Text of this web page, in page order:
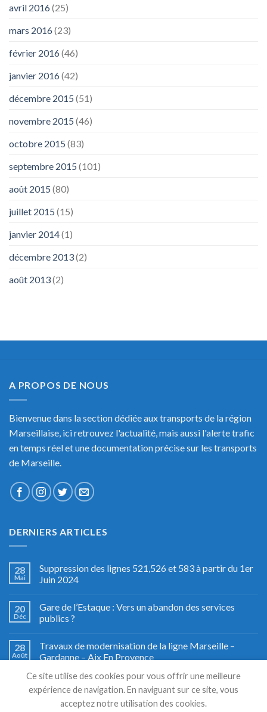
avril 2016(25)
mars 2016(23)
février 2016(46)
janvier 2016(42)
décembre 2015 (51)
novembre 2015 (46)
octobre 2015 (83)
septembre 2015 (101)
août 2015 (80)
juillet 2015 (15)
janvier 2014(1)
décembre 2013(2)
août 2013(2)
A PROPOS DE NOUS
Bienvenue dans la section dédiée aux transports de la région
Marseillaise, ici retrouvez l'actualité, mais aussi l'alerte trafic
en temps réel et une documentation précise sur les transports
de Marseille.
DERNIERS ARTICLES
28
Mai
Suppression des lignes 521,526 et 583 à partir du 1er
Juin 2024
20
Déc
Gare de l’Estaque : Vers un abandon des services
publics ?
28
Août
Travaux de modernisation de la ligne Marseille –
Gardanne – Aix En Provence
Fête du train à Miramas, le grand retour
Ce site utilise des cookies pour vous offrir une meilleure
expérience de navigation. En naviguant sur ce site, vous
acceptez notre utilisation des cookies.